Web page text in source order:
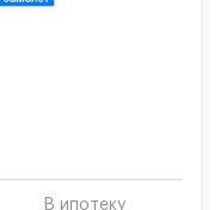
2r1521017#
В ипотеку